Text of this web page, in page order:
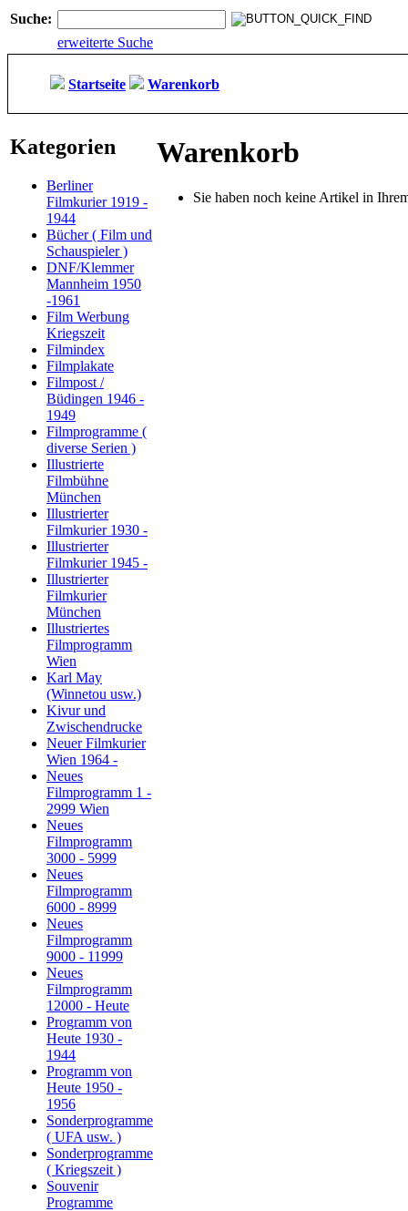
Suche:
erweiterte Suche
Startseite Warenkorb
Kategorien
Berliner
Filmkurier 1919 -
1944
Bücher ( Film und
Schauspieler )
DNF/Klemmer
Mannheim 1950
-1961
Film Werbung
Kriegszeit
Filmindex
Filmplakate
Filmpost /
Büdingen 1946 -
1949
Filmprogramme (
diverse Serien )
Illustrierte
Filmbühne
München
Illustrierter
Filmkurier 1930 -
Illustrierter
Filmkurier 1945 -
Illustrierter
Filmkurier
München
Illustriertes
Filmprogramm
Wien
Karl May
(Winnetou usw.)
Kivur und
Zwischendrucke
Neuer Filmkurier
Wien 1964 -
Neues
Filmprogramm 1 -
2999 Wien
Neues
Filmprogramm
3000 - 5999
Neues
Filmprogramm
6000 - 8999
Neues
Filmprogramm
9000 - 11999
Neues
Filmprogramm
12000 - Heute
Programm von
Heute 1930 -
1944
Programm von
Heute 1950 -
1956
Sonderprogramme
( UFA usw. )
Sonderprogramme
( Kriegszeit )
Souvenir
Programme
Warenkorb
Sie haben noch keine Artikel in